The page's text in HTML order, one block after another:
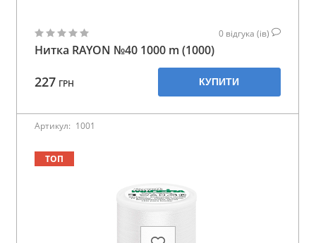
0 відгука (ів)
Нитка RAYON №40 1000 m (1000)
227 ГРН КУПИТИ
Артикул: 1001
ТОП